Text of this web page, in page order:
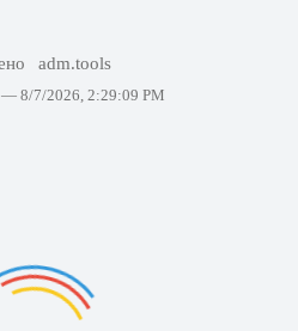
adm.tools
— 8/7/2026, 2:29:09 PM